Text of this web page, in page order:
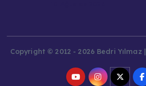
Copyright © 2012 - 2026 Bedri Yılmaz |